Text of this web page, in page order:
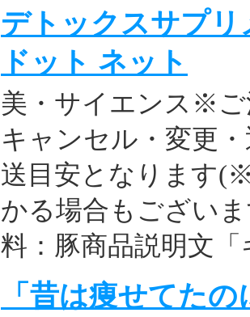
デトックスサプ
ドット ネット
美・サイエンス※ご
キャンセル・変更
送目安となります
かる場合もござい
料：豚商品説明文「
「昔は痩せてた